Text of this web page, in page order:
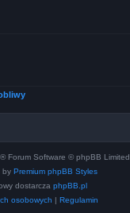
® Forum Software © phpBB Limited
by Premium phpBB Styles
dostarcza phpBB.pl
osobowych | Regulamin